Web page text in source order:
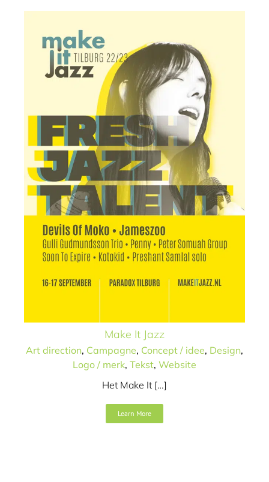
Make It Jazz
Art direction, Campagne, Concept / idee, Design,
Logo / merk, Tekst, Website
Het Make It […]
Learn More
Afbouwprofs
Art direction Campagne Concept / idee Design
SEO